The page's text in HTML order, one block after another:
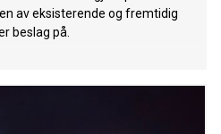
av eksisterende og fremtidig
beslag på.